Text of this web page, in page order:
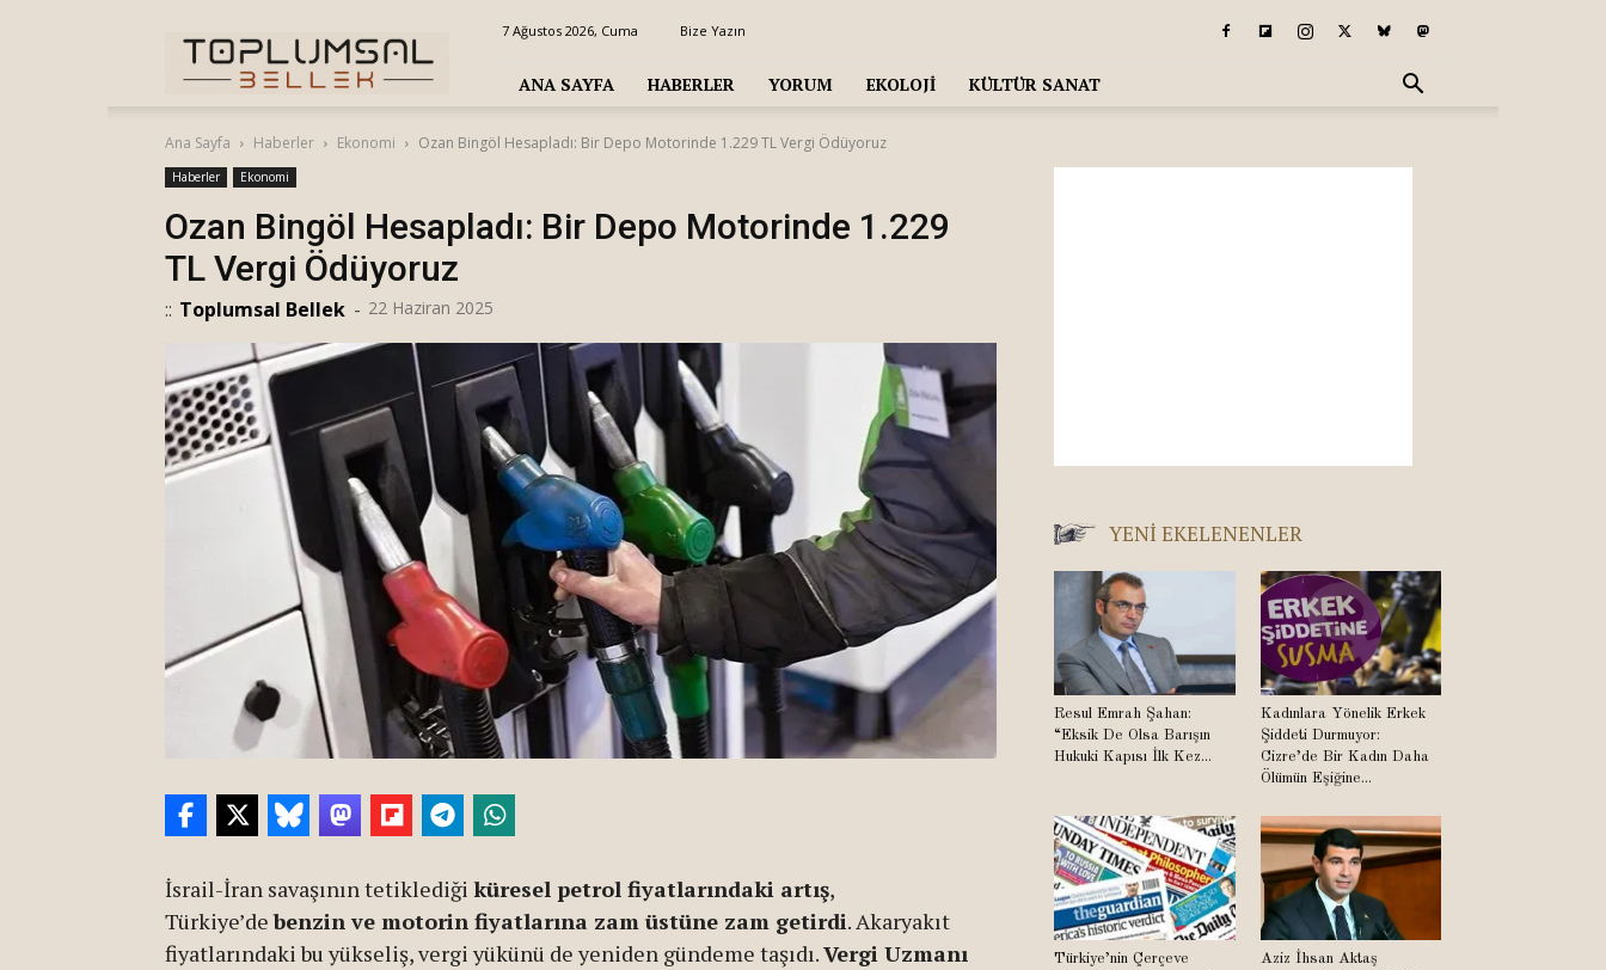
Bellek
7 Ağustos 2026, Cuma Bize Yazın
ANA SAYFA HABERLER YORUM EKOLOJI KÜLTÜR SANAT
Ana Sayfa Haberler Ekonomi Ozan Bingöl Hesapladı: Bir Depo Motorinde 1.229 TL Vergi Ödüyoruz
Haberler Ekonomi
Ozan Bingöl Hesapladı: Bir Depo Motorinde 1.229
TL Vergi Ödüyoruz
:: Toplumsal Bellek - 22 Haziran 2025
İsrail-İran savaşının tetiklediği küresel petrol fiyatlarındaki artış,
Türkiye’debenzin ve motorin fiyatlarına zam üstüne zam getirdi. Akaryakıt
fiyatlarındaki bu yükseliş, vergi yükünü de yeniden gündeme taşıdı.Vergi Uzmanı
YENI EKELENENLER
Resul Emrah Şahan:
“Eksik De Olsa Barışın
Hukuki Kapısı İlk Kez...
Kadınlara Yönelik Erkek
Şiddeti Durmuyor:
Cizre’de Bir Kadın Daha
Ölümün Eşiğine...
Türkiye’nin Çerçeve
Aziz İhsan Aktaş